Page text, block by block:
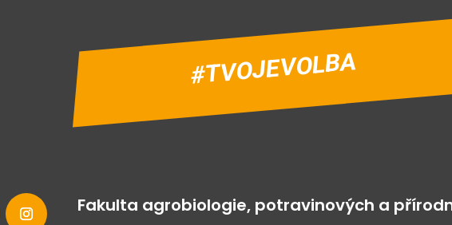
#TVOJEVOLBA
Fakulta agrobiologie, potravinových a